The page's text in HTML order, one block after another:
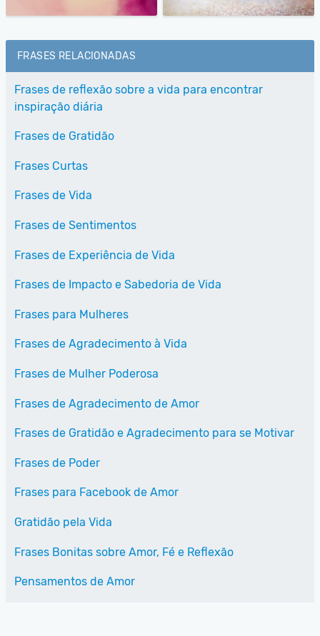
FRASES RELACIONADAS
Frases de reflexão sobre a vida para encontrar
inspiração diária
Frases de Gratidão
Frases Curtas
Frases de Vida
Frases de Sentimentos
Frases de Experiência de Vida
Frases de Impacto e Sabedoria de Vida
Frases para Mulheres
Frases de Agradecimento à Vida
Frases de Mulher Poderosa
Frases de Agradecimento de Amor
Frases de Gratidão e Agradecimento para se Motivar
Frases de Poder
Frases para Facebook de Amor
Gratidão pela Vida
Frases Bonitas sobre Amor, Fé e Reflexão
Pensamentos de Amor